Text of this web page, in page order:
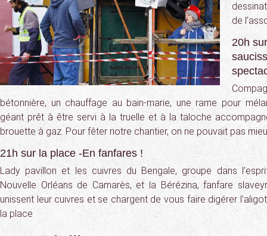
de
20h
bétonnière, un chauffage au bain-marie, une rame pour
géant prêt à être servi à la truelle et à la taloche
brouette à gaz. Pour fêter notre chantier, on ne pouvait pas
21h sur la place -En fanfares !
Lady pavillon et les cuivres du Bengale, groupe dans
Nouvelle Orléans de Camarès, et la Bérézina, fanfare
unissent leur cuivres et se chargent de vous faire digérer
la place